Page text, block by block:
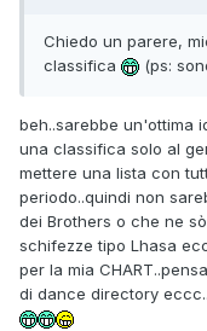
Chiedo un parere,
classifica
(ps:
beh..sarebbe un'ottima
una classifica solo al
mettere una lista con
periodo..quindi non
dei Brothers o che ne
schifezze tipo Lhasa
per la mia
di dance directory